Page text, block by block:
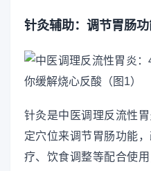
针灸辅助：调节胃肠
针灸是中医调理反流性
定穴位来调节胃肠功能
疗、饮食调整等配合使